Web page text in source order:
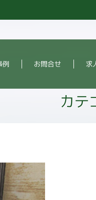
例 お問合せ 求
カテ